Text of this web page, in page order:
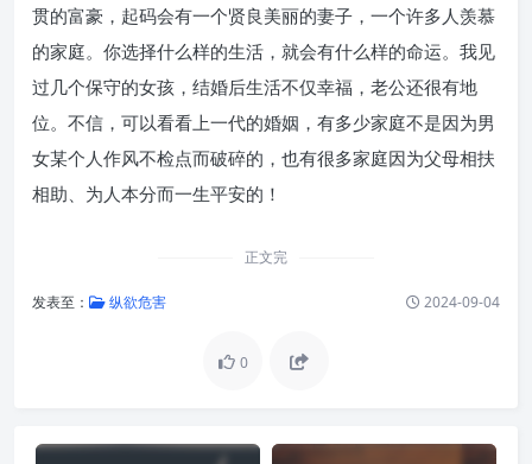
贯的富豪，起码会有一个贤良美丽的妻子，一个许多人羡慕
的家庭。你选择什么样的生活，就会有什么样的命运。我见
过几个保守的女孩，结婚后生活不仅幸福，老公还很有地
位。不信，可以看看上一代的婚姻，有多少家庭不是因为男
女某个人作风不检点而破碎的，也有很多家庭因为父母相扶
相助、为人本分而一生平安的！
正文完
发表至： 纵欲危害 2024-09-04
0